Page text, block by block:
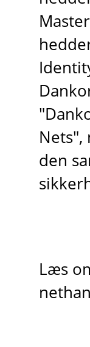
Nets",
den
Læs